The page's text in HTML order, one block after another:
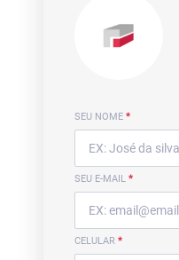
SEU NOME *
SEU E-MAIL *
CELULAR *